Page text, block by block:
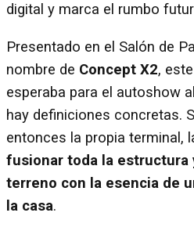
digital y marca el rumbo
Presentado en el Salón de
nombre de Concept X2,
esperaba para el autoshow
hay definiciones concretas.
entonces la propia terminal,
fusionar toda la estructura
terreno con la esencia de
la casa.